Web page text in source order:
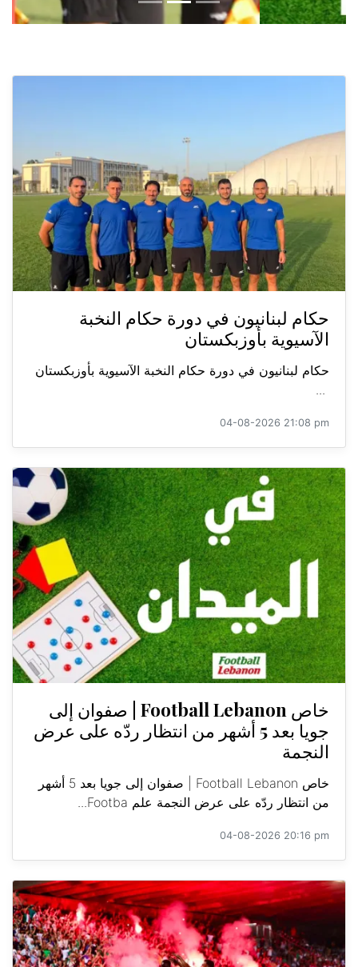
حكام لبنانيون في دورة حكام النخبة
الآسيوية بأوزبكستان
حكام لبنانيون في دورة حكام النخبة الآسيوية بأوزبكستان
...
04-08-2026 21:08 pm
خاص Football Lebanon | صفوان إلى
جويا بعد 5 أشهر من انتظار ردّه على عرض
النجمة
خاص Football Lebanon | صفوان إلى جويا بعد 5 أشهر
من انتظار ردّه على عرض النجمة علم Footba...
04-08-2026 20:16 pm